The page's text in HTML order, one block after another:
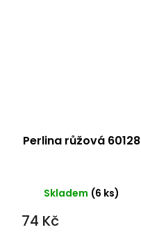
Perlina růžová 60128
Skladem (6 ks)
74 Kč